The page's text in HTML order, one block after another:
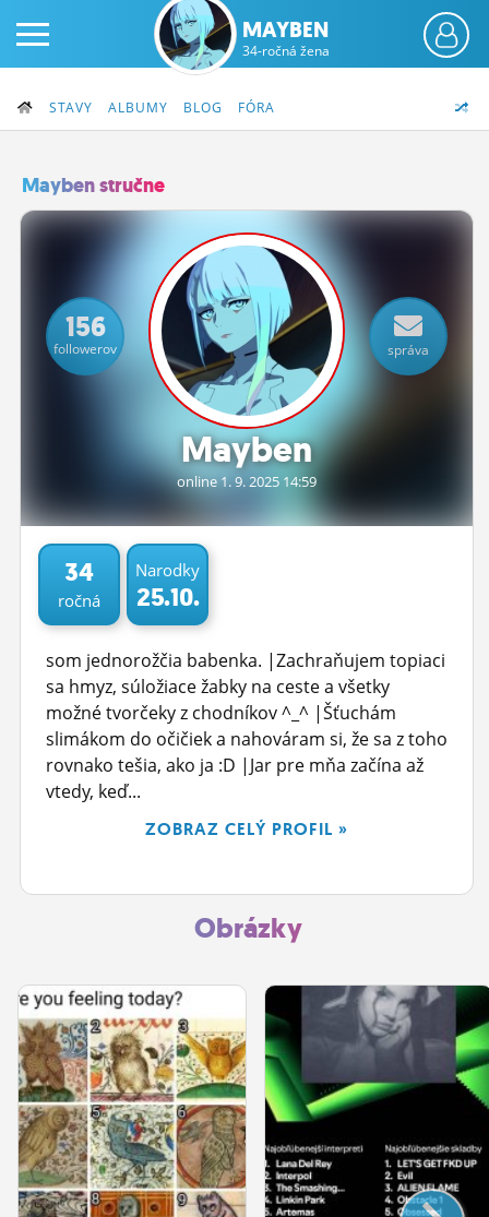
PRIHLÁS SA
ČINŽIAK
FÓRUM
STATUSY
OBRÁZKY
ĽUDIA
MÔJ PROFIL
NASTAVENIA
ROLETA
MAYBEN
34-ročná žena
STAVY ALBUMY BLOG FÓRA
Mayben stručne
Mayben
online 1.9.2025 14:59
156
followerov správa
34
ročná
Narodky
25.10.
som jednorožčia babenka. |Zachraňujem topiaci
sa hmyz, súložiace žabky na ceste a všetky
možné tvorčeky z chodníkov ^_^ |Šťuchám
slimákom do očičiek a nahováram si, že sa z toho
rovnako tešia, ako ja :D |Jar pre mňa začína až
vtedy, keď...
ZOBRAZ CELÝ PROFIL »
Obrázky